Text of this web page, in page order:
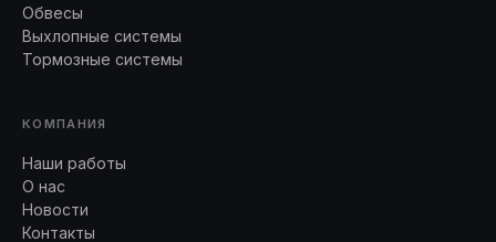
Обвесы
Выхлопные системы
Тормозные системы
КОМПАНИЯ
Наши работы
О нас
Новости
Контакты